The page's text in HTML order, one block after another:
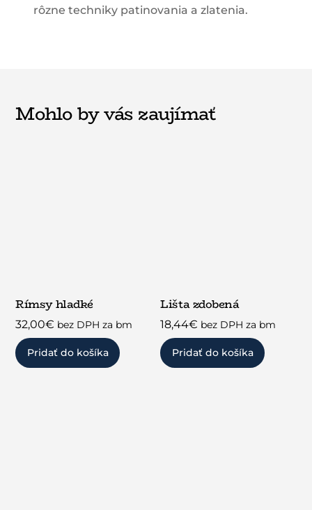
rôzne techniky patinovania a zlatenia.
Mohlo by vás zaujímať
Rímsy hladké
32,00€ bez DPH za bm
Pridať do košíka
Lišta zdobená
18,44€ bez DPH za bm
Pridať do košíka